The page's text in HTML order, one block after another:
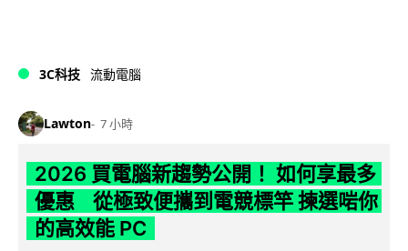
3C科技 流動電腦
Lawton 7 小時
2026 買電腦新趨勢公開！ 如何享最多
優惠 從極致便攜到電競標竿 揀選啱你
的高效能 PC